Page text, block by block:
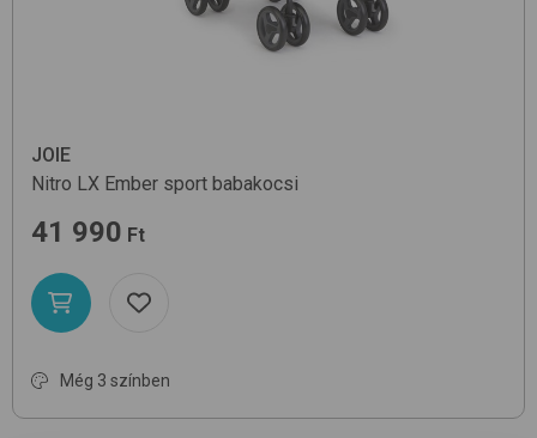
JOIE
Nitro LX Ember sport babakocsi
41 990 Ft
Még 3 színben